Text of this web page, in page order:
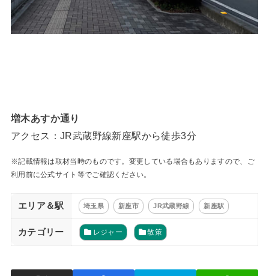
増木あすか通り
アクセス：JR武蔵野線新座駅から徒歩3分
※記載情報は取材当時のものです。変更している場合もありますので、ご
利用前に公式サイト等でご確認ください。
エリア＆駅 埼玉県 新座市 JR武蔵野線 新座駅
カテゴリー レジャー 散策